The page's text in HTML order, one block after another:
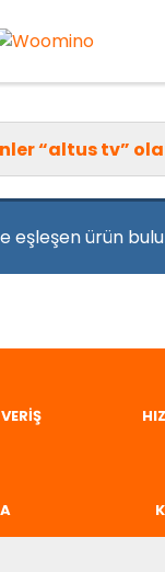
“altus tv”
eşleşen ürün